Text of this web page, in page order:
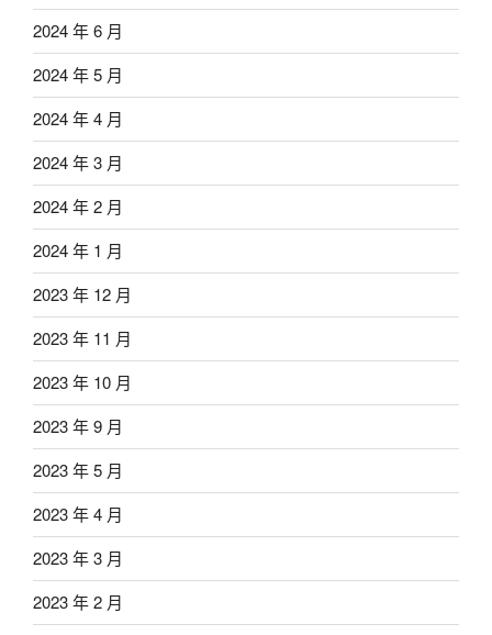
2024 年 6 月
2024 年 5 月
2024 年 4 月
2024 年 3 月
2024 年 2 月
2024 年 1 月
2023 年 12 月
2023 年 11 月
2023 年 10 月
2023 年 9 月
2023 年 5 月
2023 年 4 月
2023 年 3 月
2023 年 2 月